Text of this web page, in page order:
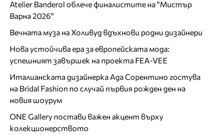
Atelier Banderol облече финалистите на "Мистър
Варна 2026"
Вечната муза на Холивуд вдъхнови родни дизайнери
Нова устойчива ера за европейската мода:
успешният завършек на проекта FEA-VEE
Италианската дизайнерка Ада Сорентино гостува
на Bridal Fashion по случай първия рожден ден на
новия шоурум
ONE Gallery постави важен акцент върху
колекционерството